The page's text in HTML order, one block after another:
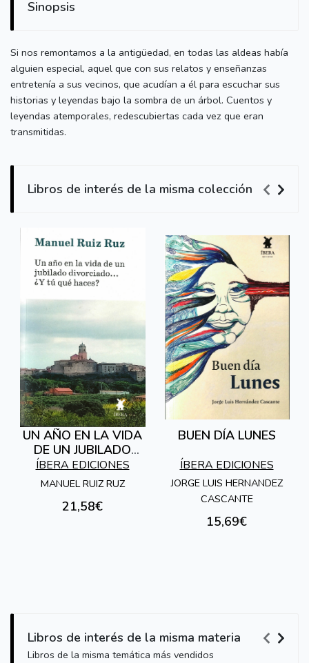
Sinopsis
Si nos remontamos a la antigüedad, en todas las aldeas había
alguien especial, aquel que con sus relatos y enseñanzas
entretenía a sus vecinos, que acudían a él para escuchar sus
historias y leyendas bajo la sombra de un árbol. Cuentos y
leyendas atemporales, redescubiertas cada vez que eran
transmitidas.
Libros de interés de la misma colección
UN AÑO EN LA VIDA
DE UN JUBILADO
DIVORCIADO... ¿ Y TU
QUE HACES ?
ÍBERA EDICIONES
MANUEL RUIZ RUZ
21,58€
BUEN DÍA LUNES
ÍBERA EDICIONES
JORGE LUIS HERNANDEZ
CASCANTE
15,69€
Libros de interés de la misma materia
Libros de la misma temática más vendidos